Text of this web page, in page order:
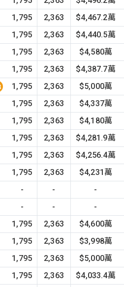
1,795
2,363 $4,467.2萬
1,795
2,363 $4,440.5萬
1,795
2,363 $4,580萬
1,795
2,363 $4,387.7萬
1,795
2,363 $5,000萬
1,795
2,363 $4,337萬
1,795
2,363 $4,180萬
1,795
2,363 $4,281.9萬
1,795
2,363 $4,256.4萬
1,795
2,363 $4,231萬
-
- -
-
- -
1,795
2,363 $4,600萬
1,795
2,363 $3,998萬
1,795
2,363 $5,000萬
1,795
2,363 $4,033.4萬